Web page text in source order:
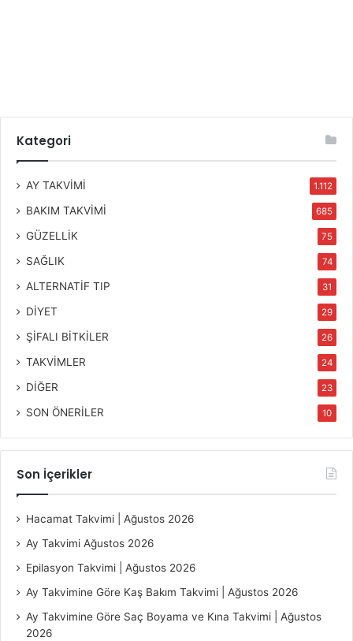
Kategori
AY TAKVİMİ 1.112
BAKIM TAKVİMİ 685
GÜZELLİK 75
SAĞLIK 74
ALTERNATİF TIP 31
DİYET 29
ŞİFALI BİTKİLER 26
TAKVİMLER 24
DİĞER 23
SON ÖNERİLER 10
Son İçerikler
Hacamat Takvimi | Ağustos 2026
Ay Takvimi Ağustos 2026
Epilasyon Takvimi | Ağustos 2026
Ay Takvimine Göre Kaş Bakım Takvimi | Ağustos 2026
Ay Takvimine Göre Saç Boyama ve Kına Takvimi | Ağustos
2026